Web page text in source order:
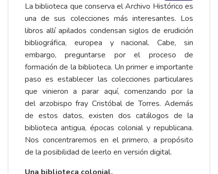
La biblioteca que conserva el Archivo Histórico es
una de sus colecciones más interesantes. Los
libros allí apilados condensan siglos de erudición
bibliográfica, europea y nacional. Cabe, sin
embargo, preguntarse por el proceso de
formación de la biblioteca. Un primer e importante
paso es establecer las colecciones particulares
que vinieron a parar aquí, comenzando por la
del arzobispo fray Cristóbal de Torres. Además
de estos datos, existen dos catálogos de la
biblioteca antigua, épocas colonial y republicana.
Nos concentraremos en el primero, a propósito
de la posibilidad de leerlo en versión digital.